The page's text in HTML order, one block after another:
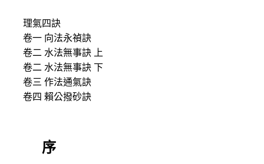
理氣四訣
卷一 向法永禎訣
卷二 水法無事訣 上
卷二 水法無事訣 下
卷三 作法通氣訣
卷四 賴公撥砂訣
序